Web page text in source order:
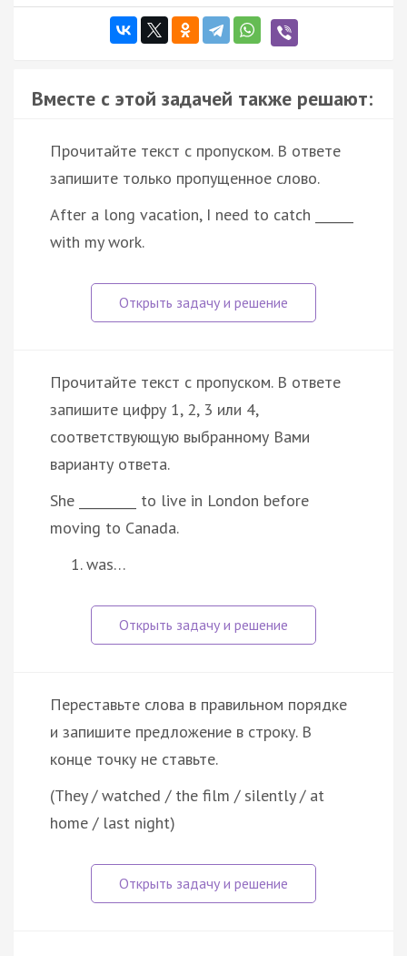
Вместе с этой задачей также решают:
Прочитайте текст с пропуском. В ответе
запишите только пропущенное слово.
After a long vacation, I need to catch ______
with my work.
Прочитайте текст с пропуском. В ответе
запишите цифру 1, 2, 3 или 4,
соответствующую выбранному Вами
варианту ответа.
She _________ to live in London before
moving to Canada.
was…
Переставьте слова в правильном порядке
и запишите предложение в строку. В
конце точку не ставьте.
(They / watched / the film / silently / at
home / last night)